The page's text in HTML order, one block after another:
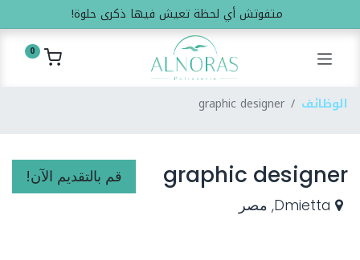
متفوتش أي لحظة تعيش فيها ذكرى حلوة!
0
الوظائف graphic designer
قم بالتقديم الآن! graphic designer
Dmietta
, مصر